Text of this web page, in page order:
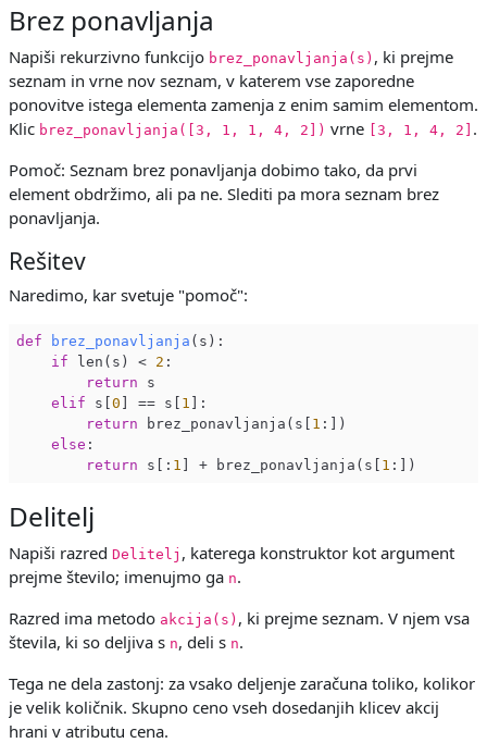
Brez ponavljanja
Napiši rekurzivno funkcijo brez_ponavljanja(s) , ki prejme
seznam in vrne nov seznam, v katerem vse zaporedne
ponovitve istega elementa zamenja z enim samim elementom.
Klic brez_ponavljanja([3, 1, 1, 4, 2]) vrne [3, 1, 4, 2] .
Pomoč: Seznam brez ponavljanja dobimo tako, da prvi
element obdržimo, ali pa ne. Slediti pa mora seznam brez
ponavljanja.
Rešitev
Naredimo, kar svetuje "pomoč":
def brez_ponavljanja (s) :
if len(s) < 2 :
return s
elif s[ 0 ] == s[ 1 ]:
return brez_ponavljanja(s[ 1 :])
else :
return s[: 1 ] + brez_ponavljanja(s[ 1
Delitelj
Napiši razred Delitelj , katerega konstruktor kot argument
prejme število; imenujmo ga n.
Razred ima metodo akcija(s) , ki prejme seznam. V njem vsa
števila, ki so deljiva s n, deli s n.
Tega ne dela zastonj: za vsako deljenje zaračuna toliko, kolikor
je velik količnik. Skupno ceno vseh dosedanjih klicev akcij
hrani v atributu cena.